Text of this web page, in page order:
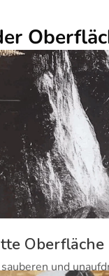
Oberfläche
und